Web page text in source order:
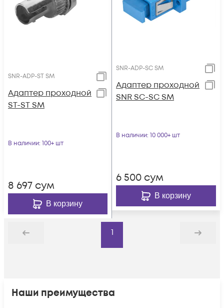
SNR-ADP-ST SM
Адаптер проходной
ST-ST SM
В наличии: 100+ шт
8 697 сум
В корзину
SNR-ADP-SC SM
Адаптер проходной
SNR SC-SC SM
В наличии: 10 000+ шт
6 500 сум
В корзину
Назад
1
Дальше
Наши преимущества